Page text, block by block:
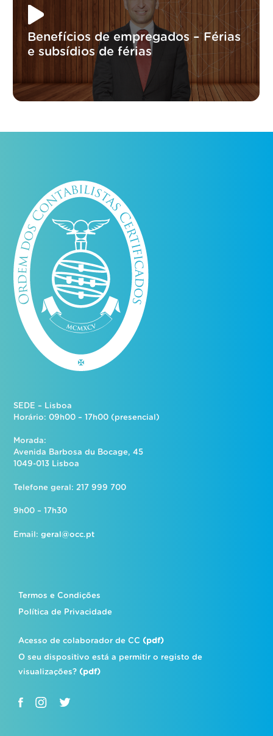
Benefícios de empregados – Férias
e subsídios de férias
SEDE – Lisboa
Horário: 09h00 – 17h00 (presencial)
Morada:
Avenida Barbosa du Bocage, 45
1049-013 Lisboa
Telefone geral: 217 999 700
9h00 – 17h30
Email:geral@occ.pt
Termos e Condições
Política de Privacidade
Acesso de colaborador de CC(pdf)
O seu dispositivo está a permitir o registo de
visualizações?(pdf)